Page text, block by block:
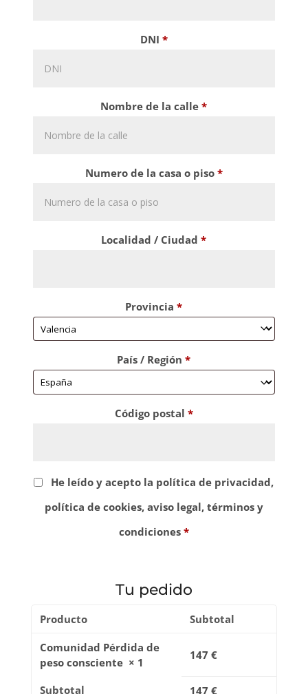
DNI *
Nombre de la calle*
Numero de la casa o piso *
Localidad / Ciudad*
Provincia*
País / Región*
Código postal *
He leído y acepto la política de privacidad,
política de cookies, aviso legal, términos y
condiciones *
Tu pedido
Producto Subtotal
Comunidad Pérdida de
peso consciente × 1
147 €
Subtotal 147 €